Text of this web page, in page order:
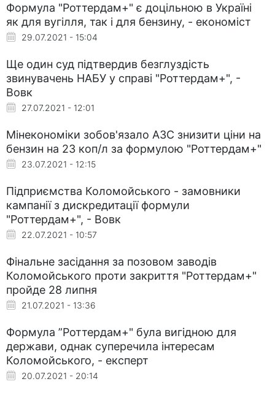
Формула "Роттердам+" є доцільною в Україні
як для вугілля, так і для бензину, - економіст
29.07.2021 - 15:04
Ще один суд підтвердив безглуздість
звинувачень НАБУ у справі "Роттердам+", -
Вовк
27.07.2021 - 12:01
Мінекономіки зобов'язало АЗС знизити ціни на
бензин на 23 коп/л за формулою "Роттердам+"
23.07.2021 - 12:15
Підприємства Коломойського - замовники
кампанії з дискредитації формули
"Роттердам+", - Вовк
22.07.2021 - 10:57
Фінальне засідання за позовом заводів
Коломойського проти закриття "Роттердам+"
пройде 28 липня
21.07.2021 - 13:36
Формула ”Роттердам+" була вигідною для
держави, однак суперечила інтересам
Коломойського, - експерт
20.07.2021 - 20:14